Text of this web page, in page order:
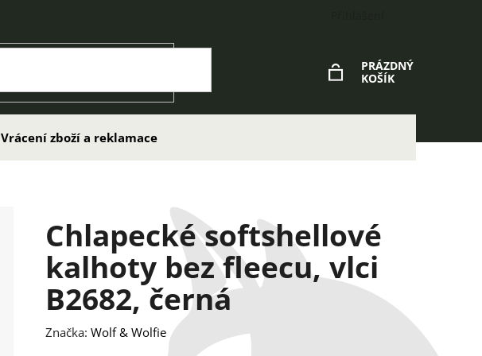
PRÁZDNÝ
KOŠÍK
Vrácení zboží a reklamace
Chlapecké softshellové
kalhoty bez fleecu, vlci
B2682, černá
Značka: Wolf & Wolfie